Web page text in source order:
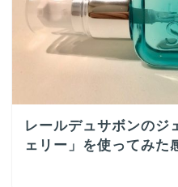
レールデュサボンのジ
ェリー」を使ってみた